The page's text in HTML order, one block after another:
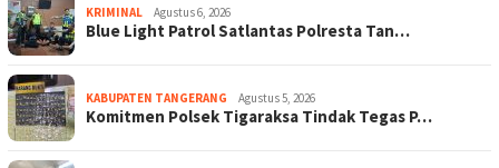
KRIMINAL Agustus 6, 2026
Blue Light Patrol Satlantas Polresta Tan…
KABUPATEN TANGERANG Agustus 5, 2026
Komitmen Polsek Tigaraksa Tindak Tegas P…